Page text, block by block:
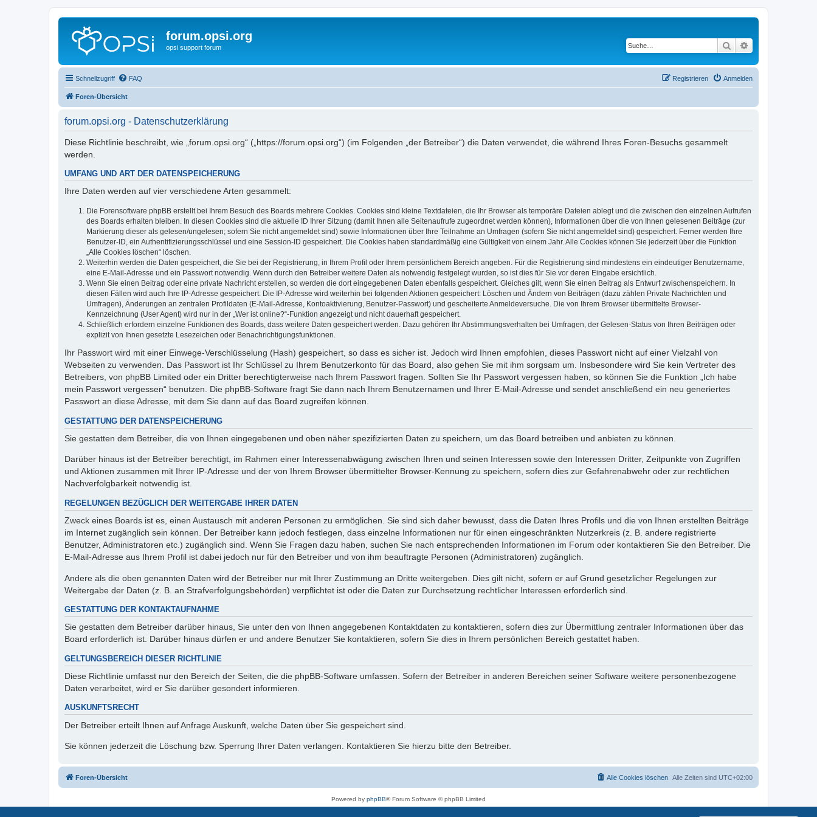
forum.opsi.org
opsi support forum Suche
Schnellzugriff FAQ Anmelden
Registrieren
Foren-Übersicht
forum.opsi.org - Datenschutzerklärung
Diese Richtlinie beschreibt, wie „forum.opsi.org“ („https://forum.opsi.org“) (im Folgenden „der Betreiber“) die Daten verwendet, die während Ihres Foren-Besuchs gesammelt
werden.
UMFANG UND ART DER DATENSPEICHERUNG
Ihre Daten werden auf vier verschiedene Arten gesammelt:
Die Forensoftware phpBB erstellt bei Ihrem Besuch des Boards mehrere Cookies. Cookies sind kleine Textdateien, die Ihr Browser als temporäre Dateien ablegt und die zwischen den einzelnen Aufrufen
des Boards erhalten bleiben. In diesen Cookies sind die aktuelle ID Ihrer Sitzung (damit Ihnen alle Seitenaufrufe zugeordnet werden können), Informationen über die von Ihnen gelesenen Beiträge (zur
Markierung dieser als gelesen/ungelesen; sofern Sie nicht angemeldet sind) sowie Informationen über Ihre Teilnahme an Umfragen (sofern Sie nicht angemeldet sind) gespeichert. Ferner werden Ihre
Benutzer-ID, ein Authentifizierungsschlüssel und eine Session-ID gespeichert. Die Cookies haben standardmäßig eine Gültigkeit von einem Jahr. Alle Cookies können Sie jederzeit über die Funktion
„Alle Cookies löschen“ löschen.
Weiterhin werden die Daten gespeichert, die Sie bei der Registrierung, in Ihrem Profil oder Ihrem persönlichem Bereich angeben. Für die Registrierung sind mindestens ein eindeutiger Benutzername,
eine E-Mail-Adresse und ein Passwort notwendig. Wenn durch den Betreiber weitere Daten als notwendig festgelegt wurden, so ist dies für Sie vor deren Eingabe ersichtlich.
Wenn Sie einen Beitrag oder eine private Nachricht erstellen, so werden die dort eingegebenen Daten ebenfalls gespeichert. Gleiches gilt, wenn Sie einen Beitrag als Entwurf zwischenspeichern. In
diesen Fällen wird auch Ihre IP-Adresse gespeichert. Die IP-Adresse wird weiterhin bei folgenden Aktionen gespeichert: Löschen und Ändern von Beiträgen (dazu zählen Private Nachrichten und
Umfragen), Änderungen an zentralen Profildaten (E-Mail-Adresse, Kontoaktivierung, Benutzer-Passwort) und gescheiterte Anmeldeversuche. Die von Ihrem Browser übermittelte Browser-
Kennzeichnung (User Agent) wird nur in der „Wer ist online?“-Funktion angezeigt und nicht dauerhaft gespeichert.
Schließlich erfordern einzelne Funktionen des Boards, dass weitere Daten gespeichert werden. Dazu gehören Ihr Abstimmungsverhalten bei Umfragen, der Gelesen-Status von Ihren Beiträgen oder
explizit von Ihnen gesetzte Lesezeichen oder Benachrichtigungsfunktionen.
Ihr Passwort wird mit einer Einwege-Verschlüsselung (Hash) gespeichert, so dass es sicher ist. Jedoch wird Ihnen empfohlen, dieses Passwort nicht auf einer Vielzahl von
Webseiten zu verwenden. Das Passwort ist Ihr Schlüssel zu Ihrem Benutzerkonto für das Board, also gehen Sie mit ihm sorgsam um. Insbesondere wird Sie kein Vertreter des
Betreibers, von phpBB Limited oder ein Dritter berechtigterweise nach Ihrem Passwort fragen. Sollten Sie Ihr Passwort vergessen haben, so können Sie die Funktion „Ich habe
mein Passwort vergessen“ benutzen. Die phpBB-Software fragt Sie dann nach Ihrem Benutzernamen und Ihrer E-Mail-Adresse und sendet anschließend ein neu generiertes
Passwort an diese Adresse, mit dem Sie dann auf das Board zugreifen können.
GESTATTUNG DER DATENSPEICHERUNG
Sie gestatten dem Betreiber, die von Ihnen eingegebenen und oben näher spezifizierten Daten zu speichern, um das Board betreiben und anbieten zu können.
Darüber hinaus ist der Betreiber berechtigt, im Rahmen einer Interessenabwägung zwischen Ihren und seinen Interessen sowie den Interessen Dritter, Zeitpunkte von Zugriffen
und Aktionen zusammen mit Ihrer IP-Adresse und der von Ihrem Browser übermittelter Browser-Kennung zu speichern, sofern dies zur Gefahrenabwehr oder zur rechtlichen
Nachverfolgbarkeit notwendig ist.
REGELUNGEN BEZÜGLICH DER WEITERGABE IHRER DATEN
Zweck eines Boards ist es, einen Austausch mit anderen Personen zu ermöglichen. Sie sind sich daher bewusst, dass die Daten Ihres Profils und die von Ihnen erstellten Beiträge
im Internet zugänglich sein können. Der Betreiber kann jedoch festlegen, dass einzelne Informationen nur für einen eingeschränkten Nutzerkreis (z. B. andere registrierte
Benutzer, Administratoren etc.) zugänglich sind. Wenn Sie Fragen dazu haben, suchen Sie nach entsprechenden Informationen im Forum oder kontaktieren Sie den Betreiber. Die
E-Mail-Adresse aus Ihrem Profil ist dabei jedoch nur für den Betreiber und von ihm beauftragte Personen (Administratoren) zugänglich.
Andere als die oben genannten Daten wird der Betreiber nur mit Ihrer Zustimmung an Dritte weitergeben. Dies gilt nicht, sofern er auf Grund gesetzlicher Regelungen zur
Weitergabe der Daten (z. B. an Strafverfolgungsbehörden) verpflichtet ist oder die Daten zur Durchsetzung rechtlicher Interessen erforderlich sind.
GESTATTUNG DER KONTAKTAUFNAHME
Sie gestatten dem Betreiber darüber hinaus, Sie unter den von Ihnen angegebenen Kontaktdaten zu kontaktieren, sofern dies zur Übermittlung zentraler Informationen über das
Board erforderlich ist. Darüber hinaus dürfen er und andere Benutzer Sie kontaktieren, sofern Sie dies in Ihrem persönlichen Bereich gestattet haben.
GELTUNGSBEREICH DIESER RICHTLINIE
Diese Richtlinie umfasst nur den Bereich der Seiten, die die phpBB-Software umfassen. Sofern der Betreiber in anderen Bereichen seiner Software weitere personenbezogene
Daten verarbeitet, wird er Sie darüber gesondert informieren.
AUSKUNFTSRECHT
Der Betreiber erteilt Ihnen auf Anfrage Auskunft, welche Daten über Sie gespeichert sind.
Sie können jederzeit die Löschung bzw. Sperrung Ihrer Daten verlangen. Kontaktieren Sie hierzu bitte den Betreiber.
Foren-Übersicht Alle Zeiten sind UTC+02:00
Alle Cookies löschen
Powered by phpBB® Forum Software © phpBB Limited